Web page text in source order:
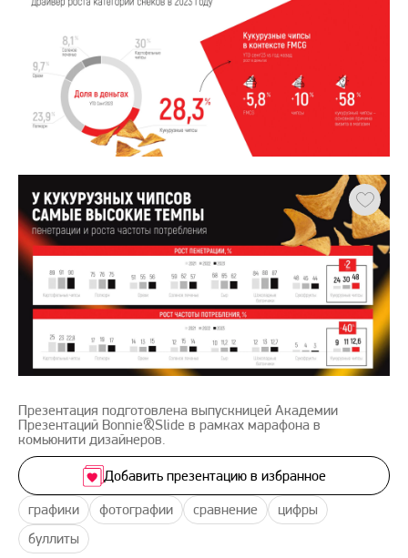
Презентация подготовлена выпускницей Академии
Презентаций Bonnie&Slide в рамках марафона в
комьюнити дизайнеров.
графики фотографии сравнение
цифры
буллиты
Добавить презентацию в избранное